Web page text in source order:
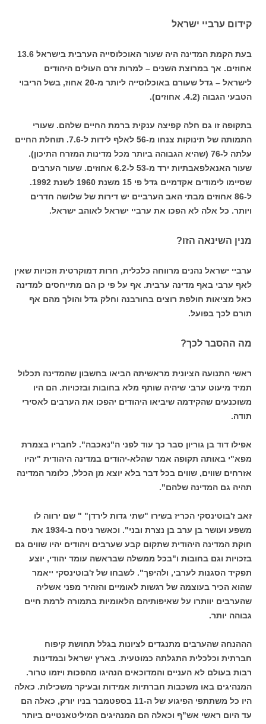
קידום ערביי ישראל
בעת הקמת המדינה היה שעור האוכלוסייה הערבית בישראל 13.6
אחוזים. אך במרוצת השנים – למרות זרם העולים היהודים
לישראל – גדל שעורם באוכלוסייה ליותר מ-20 אחוז, בשל הריבוי
הטבעי הגבוה (4.2. אחוזים).
בתקופה זו גם חלה קפיצה ענקית ברמת החיים שלהם. שעורי
התמותה של תינוקות צנחו מ-56 לאלף לידות ל-7.6. תוחלת החיים
עלתה ל-76 (שהיא הגבוהה ביותר מכל מדינות המזרח התיכון).
שעור האנאלפאבתיות ירד מ-53 ל-6.2 אחוזים. שעור הערבים
שסיימו לימודים אקדמיים גדל פי 15 משנת 1960 לשנת 1992.
ל-86 אחוזים מבתי האב הערביים יש דירות של שלושה חדרים
ויותר. כל אלה לא הפכו את ערביי ישראל לאוהב ישראל.
מנין השינאה הזו?
ערביי ישראל נהנים מרווחה כלכלית, חרות דמוקרטית וזכויות שאין
לאף ערבי באף מדינה ערבית. אף על פי כן הם מתייחסים למדינה
כאל מציאות חולפת רוצים בחורבנה וחלק גדל והולך מהם אף
תורם לכך בפועל.
מה ההסבר לכך?
ראשי התנועה הציונית מראשיתה הביאו בחשבון שהמדינה תכלול
תמיד מיעוט ערבי שיהיה שותף מלא בחובות ובזכויות. הם היו
משוכנעים שהקידמה שיביאו היהודים יהפכו את הערבים לאסירי
תודה.
אפילו דוד בן גוריון סבר כך עוד לפני ה"נאכבה". לחבריו בצמרת
מפא"י באותה תקופה אמר שהלא-יהודים במדינה היהודית "יהיו
אזרחים שווים, שווים בכל דבר בלא יוצא מן הכלל, כלומר המדינה
תהיה גם המדינה שלהם".
זאב ז'בוטינסקי הכריז בשירו "שתי גדות לירדן" " שם ירווה לו
משפע ועושר בן ערב בן נצרת ובני". וכאשר ניסח ב-1934 את
חוקת המדינה היהודית שתקום קבע שערבים ויהודים יהיו שווים גם
בזכויות וגם בחובות ו"בכל ממשלה שבראשה עומד יהודי, יוצע
תפקיד הסגנות לערבי, ולהיפך". לשבחו של ז'בוטינסקי ייאמר
שהוא הכיר בעוצמה של רגשות לאומיים והזהיר מפני אשליה
שהערבים יוותרו על שאיפותיהם הלאומיות בתמורה לרמת חיים
גבוהה יותר.
הההנחה שהערבים מתנגדים לציונות בגלל תחושת קיפוח
חברתית וכלכלית התגלתה כמוטעית. בארץ ישראל ובמדינות
רבות בעולם לא העניים והמדוכאים הנהיגו מהפכות ויזמו טרור.
המנהיגים באו משכבות חברתיות אמידות ובעיקר משכילות. כאלה
היו כל משתתפי הפיגוע של ה-11 בספטמבר בניו יורק, כאלה הם
עד היום ראשי אש"ף וכאלה הם המנהיגים המיליטאנטיים ביותר